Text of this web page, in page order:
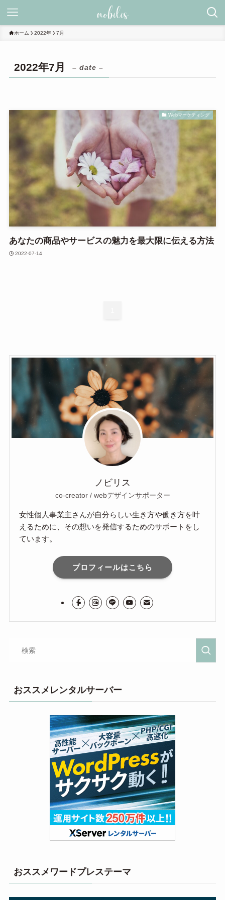
ホーム 2022年 7月
2022年7月 – date –
Webマーケティング
あなたの商品やサービスの魅力を最大限に伝える方法
2022-07-14
ノビリス
co-creator / webデザインサポーター
女性個人事業主さんが自分らしい生き方や働き方を叶
えるために、その想いを発信するためのサポートをし
ています。
プロフィールはこちら
おススメレンタルサーバー
おススメワードプレステーマ